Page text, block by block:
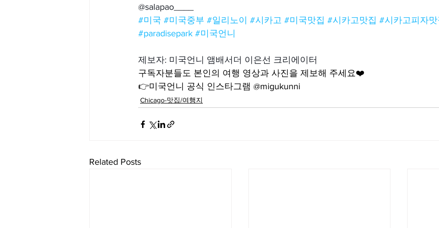
@salapao____
#미국 #미국중부 #일리노이 #시카고 #미국맛집 #시카고맛집 #시카고피자맛
#paradisepark #미국언니
제보자: 미국언니 앰배서더 이은선 크리에이터
구독자분들도 본인의 여행 영상과 사진을 제보해 주세요❤️
👉미국언니 공식 인스타그램 @migukunni
Chicago-맛집/여행지
Related Posts